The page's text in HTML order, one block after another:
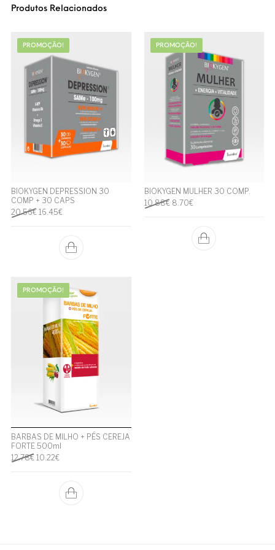
Produtos Relacionados
PROMOÇÃO!
BIOKYGEN DEPRESSION 30
COMP + 30 CAPS
20.56€ O preço original era: 20.56€.
16.45€O preço atual é: 16.45€.
PROMOÇÃO!
BIOKYGEN MULHER 30 COMP.
10.88€ O preço original era: 10.88€.
8.70€O preço atual é: 8.70€.
PROMOÇÃO!
BARBAS DE MILHO + PÉS CEREJA
FORTE 500ml
12.78€ O preço original era: 12.78€.
10.22€O preço atual é: 10.22€.